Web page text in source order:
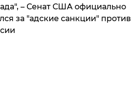
– Сенат США официально
за "адские санкции" против